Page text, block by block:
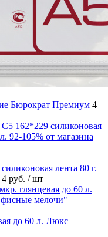
Бюрократ Премиум 4
лента 80 г.
4 руб. / шт
до 60 л. Люкс